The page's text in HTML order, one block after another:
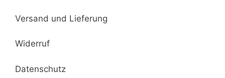
Versand und Lieferung
Widerruf
Datenschutz